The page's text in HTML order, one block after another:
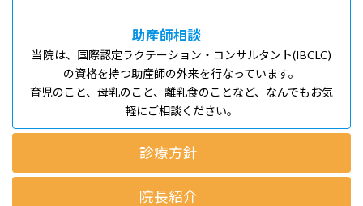
助産師相談
当院は、国際認定ラクテーション・コンサルタント(IBCLC)
の資格を持つ助産師の外来を行なっています。
育児のこと、母乳のこと、離乳食のことなど、なんでもお気
軽にご相談ください。
診療方針
院長紹介